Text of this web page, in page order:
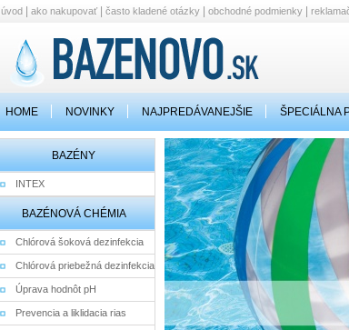
úvod ako nakupovať často kladené otázky obchodné podmienky
HOME NOVINKY NAJPREDÁVANEJŠIE ŠPECIÁLNA
BAZÉNY
INTEX
BAZÉNOVÁ CHÉMIA
Chlórová šoková dezinfekcia
Chlórová priebežná dezinfekcia
Úprava hodnôt pH
Prevencia a liklidacia rias